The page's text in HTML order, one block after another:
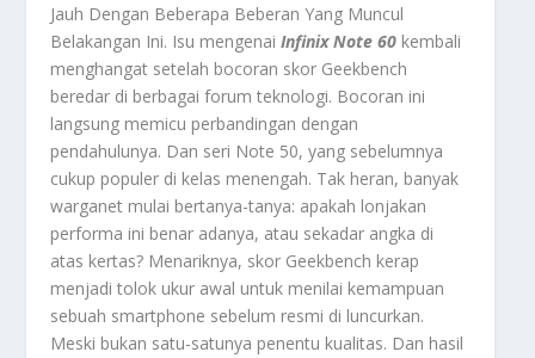
Jauh Dengan Beberapa Beberan Yang Muncul
Belakangan Ini. Isu mengenaiInfinix Note 60 kembali
menghangat setelah bocoran skor Geekbench
beredar di berbagai forum teknologi. Bocoran ini
langsung memicu perbandingan dengan
pendahulunya. Dan seri Note 50, yang sebelumnya
cukup populer di kelas menengah. Tak heran, banyak
warganet mulai bertanya-tanya: apakah lonjakan
performa ini benar adanya, atau sekadar angka di
atas kertas? Menariknya, skor Geekbench kerap
menjadi tolok ukur awal untuk menilai kemampuan
sebuah smartphone sebelum resmi di luncurkan.
Meski bukan satu-satunya penentu kualitas. Dan hasil